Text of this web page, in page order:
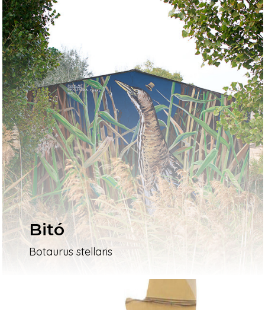
Bitó
Botaurus stellaris